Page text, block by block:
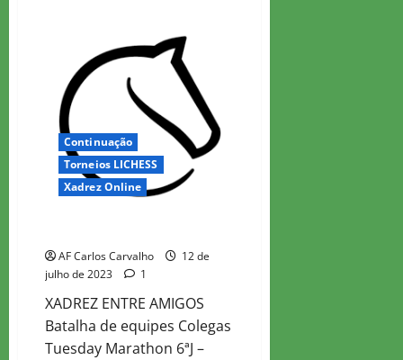
Marathon
7
Continuação
Torneios LICHESS
Xadrez Online
AF Carlos Carvalho
12 de
julho de 2023
1
XADREZ ENTRE AMIGOS
Batalha de equipes Colegas
Tuesday Marathon 6ªJ –